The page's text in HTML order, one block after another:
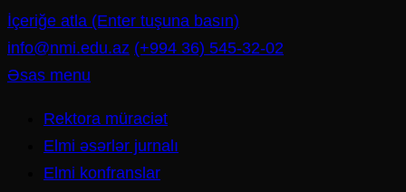
İçeriğe atla (Enter tuşuna basın)
info@nmi.edu.az (+994 36) 545-32-02
Əsas menu
Rektora müraciət
Elmi əsərlər jurnalı
Elmi konfranslar